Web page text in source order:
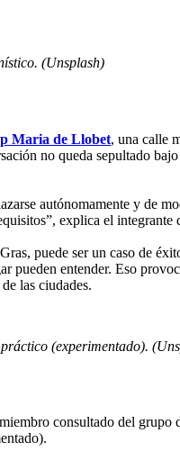
(Unsplash)
Maria de Llobet, una calle
no queda sepultado
autónomamente y de
explica el
puede ser un caso de
pueden entender. Eso
las ciudades.
(experimentado).
consultado del grupo